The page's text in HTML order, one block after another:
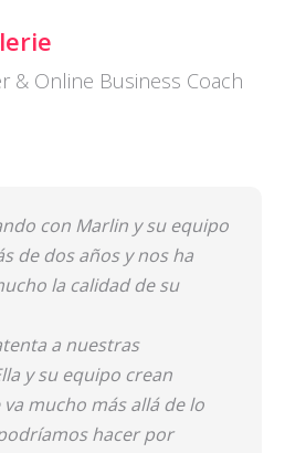
& Online Business Coach
con Marlin y su equipo
de dos años y nos ha
la calidad de su
a nuestras
y su equipo crean
mucho más allá de lo
hacer por